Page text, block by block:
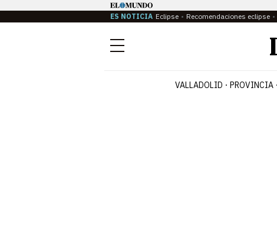
ES NOTICIA Eclipse Recomendaciones eclipse
Menú
VALLADOLID PROVINCIA